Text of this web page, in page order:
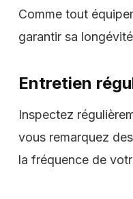
Comme tout
garantir sa
Entretien
Inspectez
vous remarquez
la fréquence de